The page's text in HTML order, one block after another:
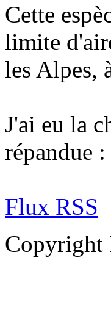
Cette
limite
les Alpes,
J'ai eu la
répandue :
Flux RSS
Copyright